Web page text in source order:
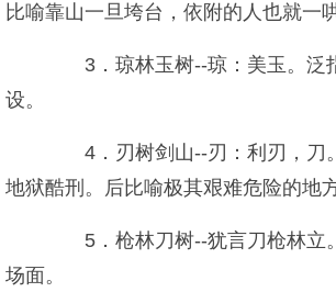
比喻靠山一旦垮台，依附的人也就一
3．琼林玉树--琼：美玉。泛
设。
4．刃树剑山--刃：利刃，刀
地狱酷刑。后比喻极其艰难危险的地方
5．枪林刀树--犹言刀枪林立
场面。